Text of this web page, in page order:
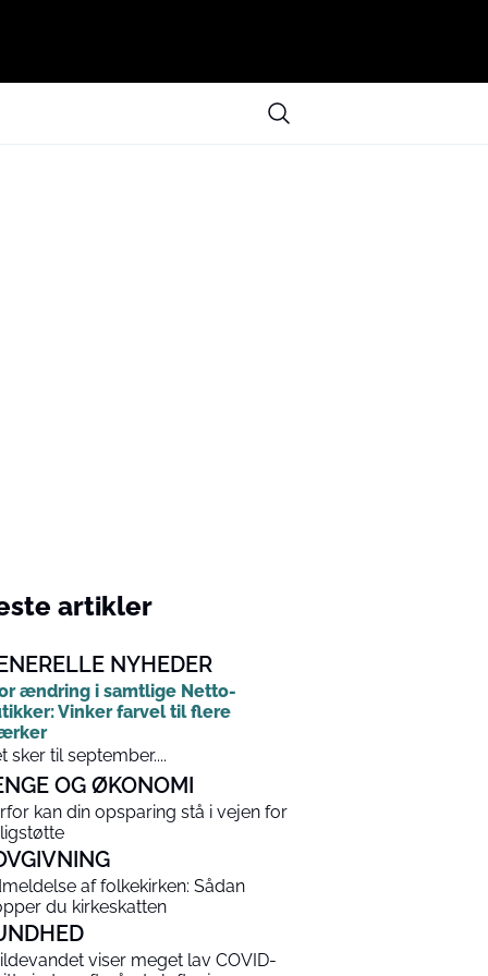
artikler
NYHEDER
ændring i samtlige Netto-
Vinker farvel til flere
sker til september....
OG ØKONOMI
kan din opsparing stå i vejen for
af folkekirken: Sådan
du kirkeskatten
viser meget lav COVID-